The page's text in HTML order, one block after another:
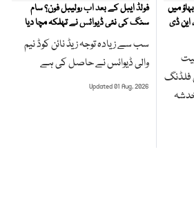
میں
ڈی
فلڈنگ
خدشہ
فولڈ ایبل کے بعد اب رولیبل فون؟ سام
سنگ کی نئی ڈیوائس نے تہلکہ مچا دیا
سب سے زیادہ توجہ زیڈ نائن کوڈ نیم
والی ڈیوائس نے حاصل کی ہے
Updated 01 Aug, 2026